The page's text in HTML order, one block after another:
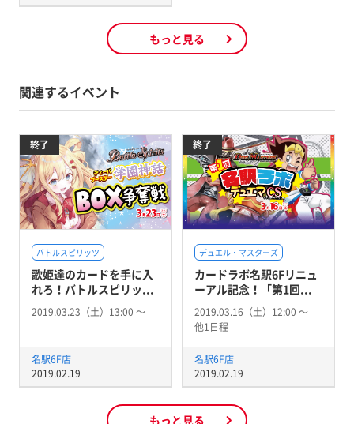
もっと見る
関連するイベント
終了
バトルスピリッツ
歌姫達のカードを手に入
れろ！バトルスピリッ...
2019.03.23（土）13:00 〜
名駅6F店
2019.02.19
終了
デュエル・マスターズ
カードラボ名駅6Fリニュ
ーアル記念！「第1回...
2019.03.16（土）12:00 〜
他1日程
名駅6F店
2019.02.19
もっと見る